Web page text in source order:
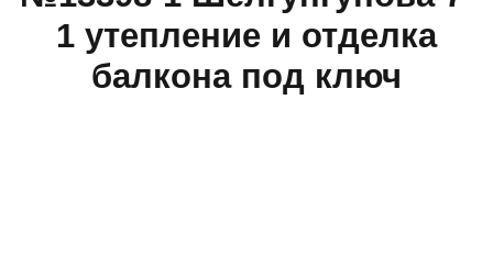
1 утепление и отделка
балкона под ключ